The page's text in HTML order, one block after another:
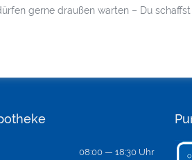
gerne draußen warten – Du
08:00 — 18:30 Uhr